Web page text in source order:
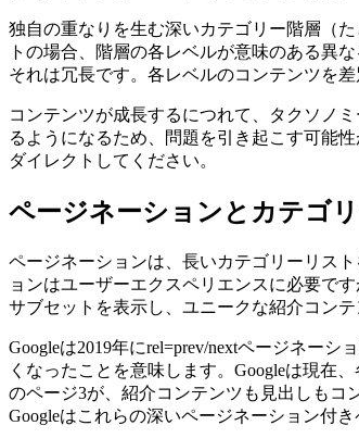
独自の重なりを生む深いカテゴリー階層（
トの場合、階層の各レベルが意味のある異
それは冗長です。各レベルのコンテンツを
コンテンツが成長するにつれて、タクソノ
るようになるため、問題を引き起こす可能
ダイレクトしてください。
ページネーションとカテゴ
ページネーションは、長いカテゴリーリス
ョンはユーザーエクスペリエンスに必要で
サブセットを表示し、ユニークな紹介コン
Googleは2019年にrel=prev/nextページネー
くなったことを意味します。Googleは現在
のページ3が、紹介コンテンツも見出しもコ
Googleはこれらの深いページネーション付